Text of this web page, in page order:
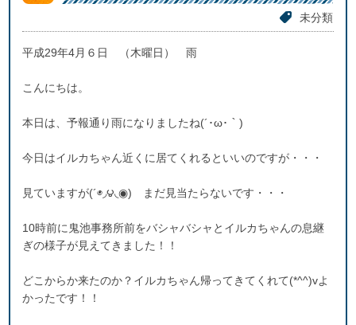
未分類
平成29年4月６日 （木曜日） 雨
こんにちは。
本日は、予報通り雨になりましたね(´･ω･｀)
今日はイルカちゃん近くに居てくれるといいのですが・・・
見ていますが(´◉◞౪◟◉) まだ見当たらないです・・・
10時前に鬼池事務所前をバシャバシャとイルカちゃんの息継
ぎの様子が見えてきました！！
どこからか来たのか？イルカちゃん帰ってきてくれて(*^^)vよ
かったです！！